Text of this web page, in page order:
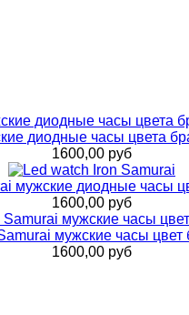
диодные часы цвета
1600,00 руб
мужские диодные часы
1600,00 руб
мужские часы цвет
1600,00 руб